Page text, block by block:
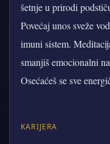
šetnje u prirodi
Povećaj unos sveže
imuni sistem.
smanjiš emocionalni
Osećaćeš se sve
KARIJERA